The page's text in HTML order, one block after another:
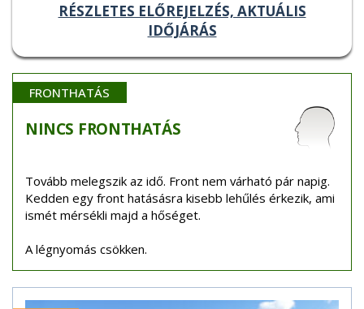
RÉSZLETES ELŐREJELZÉS, AKTUÁLIS
IDŐJÁRÁS
FRONTHATÁS
NINCS FRONTHATÁS
Tovább melegszik az idő. Front nem várható pár napig.
Kedden egy front hatásásra kisebb lehűlés érkezik, ami
ismét mérsékli majd a hőséget.
A légnyomás csökken.